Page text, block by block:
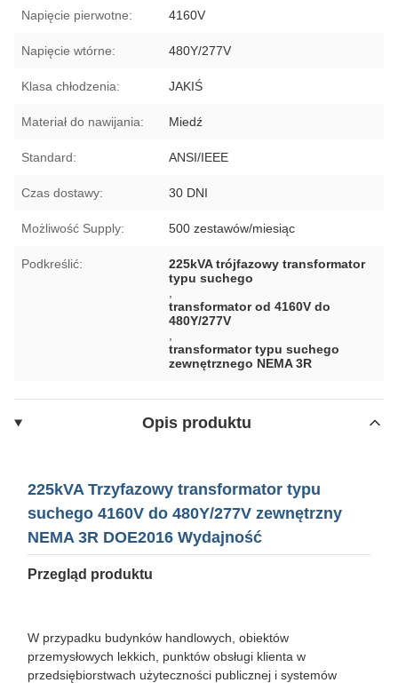
Napięcie pierwotne: 4160V
Napięcie wtórne: 480Y/277V
Klasa chłodzenia: JAKIŚ
Materiał do nawijania: Miedź
Standard: ANSI/IEEE
Czas dostawy: 30 DNI
Możliwość Supply: 500 zestawów/miesiąc
Podkreślić:
225kVA trójfazowy transformator
typu suchego
transformator od 4160V do
480Y/277V
transformator typu suchego
zewnętrznego NEMA 3R
Opis produktu
225kVA Trzyfazowy transformator typu
suchego 4160V do 480Y/277V zewnętrzny
NEMA 3R DOE2016 Wydajność
Przegląd produktu
W przypadku budynków handlowych, obiektów
przemysłowych lekkich, punktów obsługi klienta w
przedsiębiorstwach użyteczności publicznej i systemów